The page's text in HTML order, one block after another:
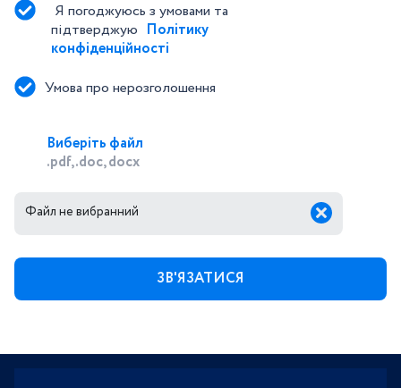
Я погоджуюсь з умовами та
підтверджую Політику
конфіденційності
Умова про нерозголошення
Виберіть файл
.pdf, .doc, docx
Файл не вибранний